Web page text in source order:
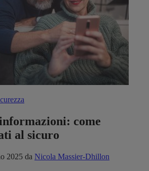
come
al sicuro
2025 da Nicola Massier-Dhillon